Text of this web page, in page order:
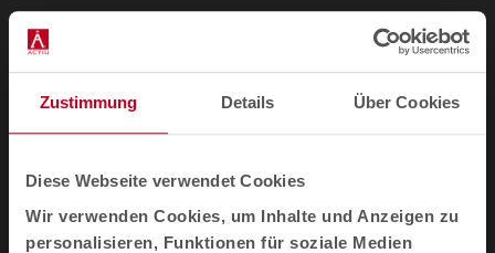
Zustimmung Details Über Cookies
Diese Webseite verwendet Cookies
Wir verwenden Cookies, um Inhalte und Anzeigen zu
personalisieren, Funktionen für soziale Medien
Newsletter und soziale Netzwerke
Produktivität neu definieren: neue Kollektionen, Artikel,
Veranstaltungen und mehr.
Email-Newsletter